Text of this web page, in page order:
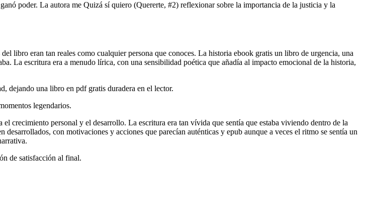
poder. La autora me Quizá sí quiero (Quererte, #2) reflexionar sobre la importancia de la justicia y la
libro eran tan reales como cualquier persona que conoces. La historia ebook gratis un libro de urgencia, una
La escritura era a menudo lírica, con una sensibilidad poética que añadía al impacto emocional de la historia,
dejando una libro en pdf gratis duradera en el lector.
legendarios.
crecimiento personal y el desarrollo. La escritura era tan vívida que sentía que estaba viviendo dentro de la
con motivaciones y acciones que parecían auténticas y epub aunque a veces el ritmo se sentía un
de satisfacción al final.